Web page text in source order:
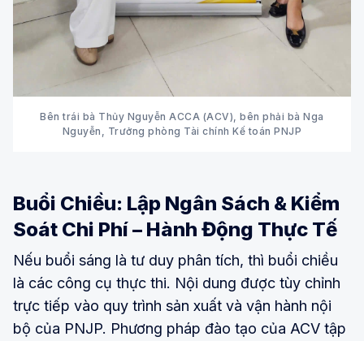
Bên trái bà Thủy Nguyễn ACCA (ACV), bên phải bà Nga
Nguyễn, Trưởng phòng Tài chính Kế toán PNJP
Buổi Chiều: Lập Ngân Sách & Kiểm
Soát Chi Phí – Hành Động Thực Tế
Nếu buổi sáng là tư duy phân tích, thì buổi chiều
là các công cụ thực thi. Nội dung được tùy chỉnh
trực tiếp vào quy trình sản xuất và vận hành nội
bộ của PNJP. Phương pháp đào tạo của ACV tập